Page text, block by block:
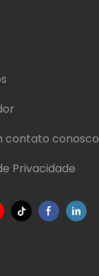
contato conosco
Privacidade